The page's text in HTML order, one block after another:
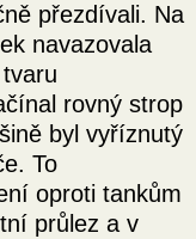
přezdívali. Na
navazovala
rovný strop
byl vyříznutý
To
oproti tankům
průlez a v